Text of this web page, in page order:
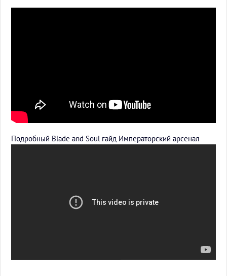
Подробный Blade and Soul гайд Императорский арсенал